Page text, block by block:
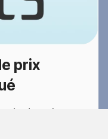
prix
dans le
Tarn